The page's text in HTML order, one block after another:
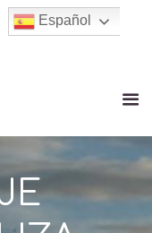
Español